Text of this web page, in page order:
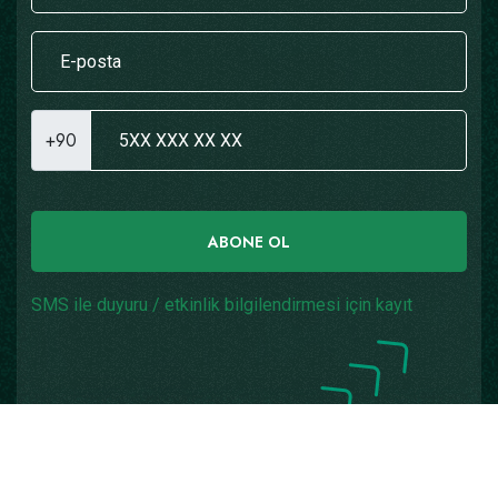
+90
ABONE OL
SMS ile duyuru / etkinlik bilgilendirmesi için kayıt